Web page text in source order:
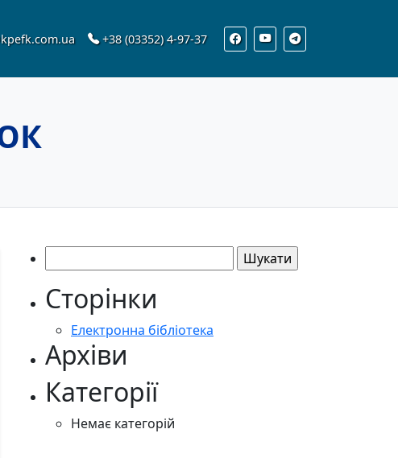
+38 (03352) 4-97-37
Сторінки
Електронна бібліотека
Архіви
Категорії
Немає категорій